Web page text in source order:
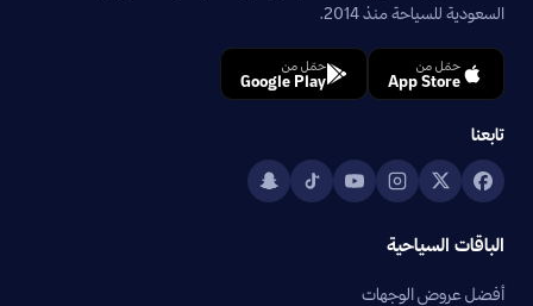
السعودية للسياحة منذ 2014.
حمّل من
App Store
حمّل من
Google Play
تابعنا
الباقات السياحية
أفضل عروض الوجهات